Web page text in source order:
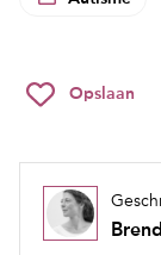
Opslaan